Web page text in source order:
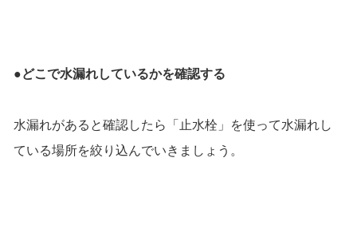
●どこで水漏れしているかを確認する
水漏れがあると確認したら「止水栓」を使って水漏れし
ている場所を絞り込んでいきましょう。